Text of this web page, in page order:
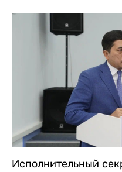
Исполнительный